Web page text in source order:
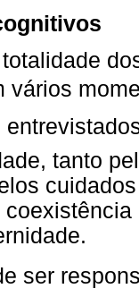
vários
tanto
ser